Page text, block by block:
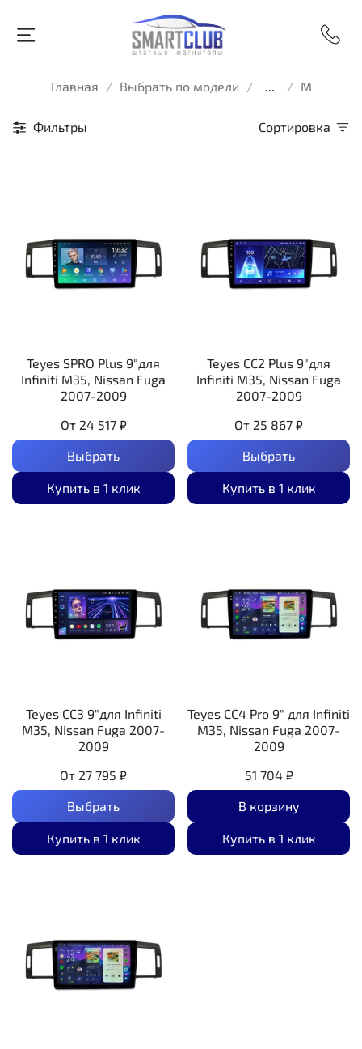
Главная Выбрать по модели ... M
Фильтры Сортировка
Teyes SPRO Plus 9"для
Infiniti M35, Nissan Fuga
2007-2009
От 24 517 ₽
Выбрать
Купить в 1 клик
Teyes CC2 Plus 9"для
Infiniti M35, Nissan Fuga
2007-2009
От 25 867 ₽
Выбрать
Купить в 1 клик
Teyes CC3 9"для Infiniti
M35, Nissan Fuga 2007-
2009
От 27 795 ₽
Выбрать
Купить в 1 клик
Teyes CC4 Pro 9" для Infiniti
M35, Nissan Fuga 2007-
2009
51 704 ₽
В корзину
Купить в 1 клик